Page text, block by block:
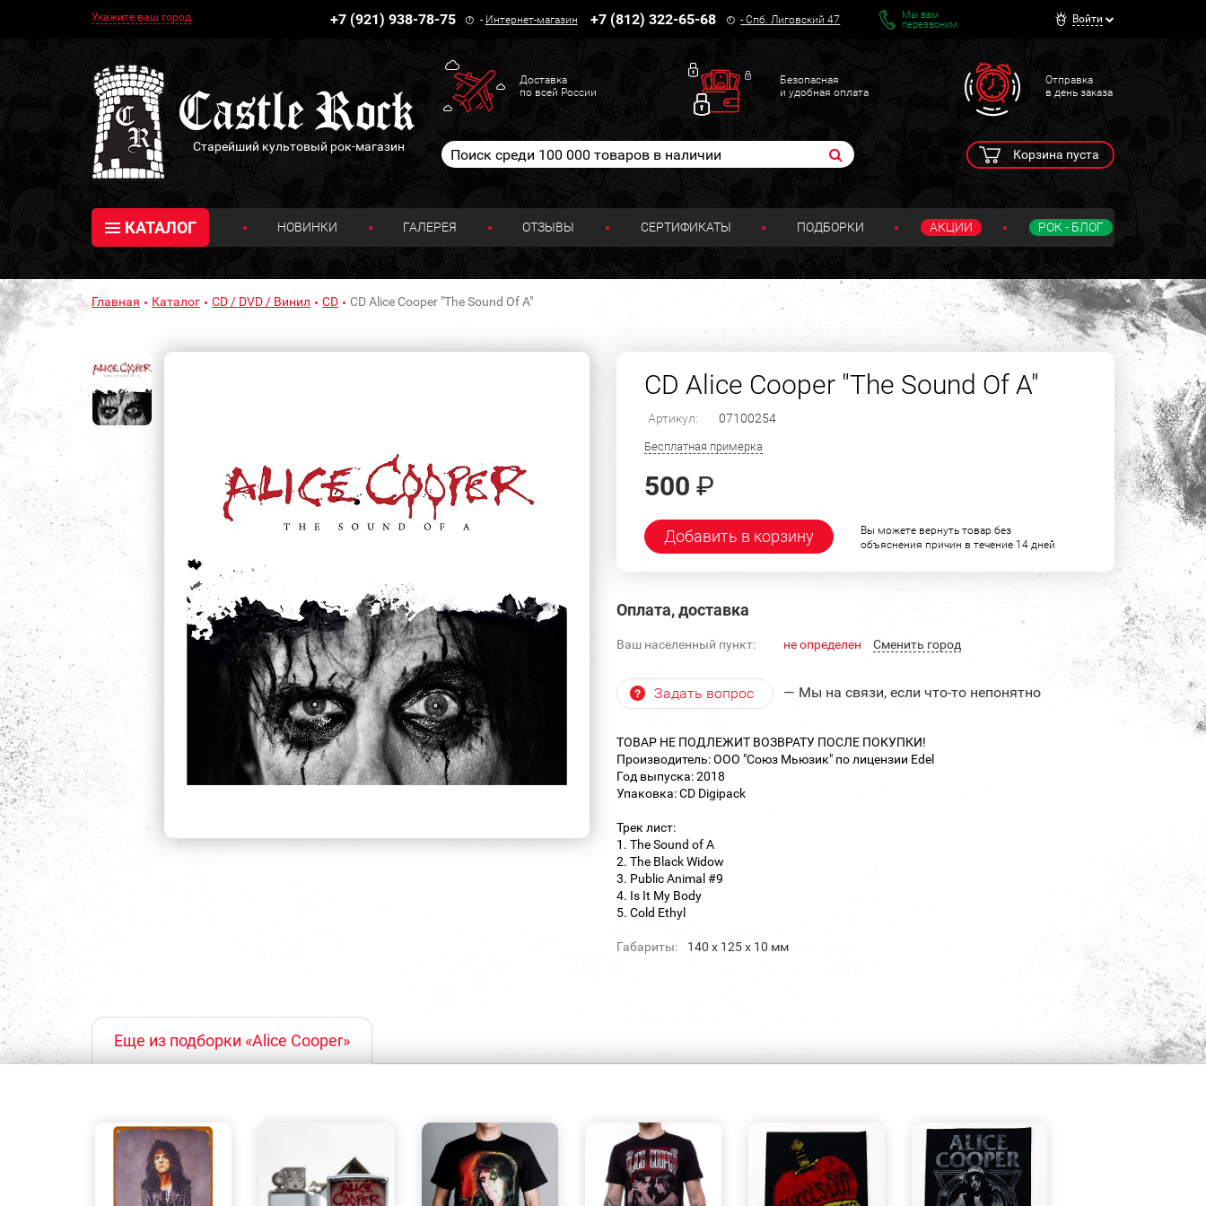
Укажите ваш город +7 (921) 938-78-75 - Интернет-магазин +7 (812) 322-65-68 -Спб. Лиговский 47
Мы вам
перезвоним
Войти
Старейший культовый рок-магазин
Доставка
по всей России
Безопасная
и удобная оплата
Отправка
в день заказа
Корзина пуста
КАТАЛОГ НОВИНКИ ГАЛЕРЕЯ ОТЗЫВЫ СЕРТИФИКАТЫ ПОДБОРКИ АКЦИИ РОК - БЛОГ
Главная Каталог CD / DVD / Винил CD CD Alice Cooper "The Sound Of A"
CD Alice Cooper "The Sound Of A"
Артикул: 07100254
Бесплатная примерка
500 ₽
Добавить в корзину
Вы можете вернуть товар без
объяснения причин в течение 14 дней
Оплата, доставка
Ваш населенный пункт: не определен Cменить город
Задать вопрос — Мы на связи, если что-то непонятно
ТОВАР НЕ ПОДЛЕЖИТ ВОЗВРАТУ ПОСЛЕ ПОКУПКИ!
Производитель: ООО "Союз Мьюзик" по лицензии Edel
Год выпуска: 2018
Упаковка: CD Digipack
Трек лист:
1. The Sound of A
2. The Black Widow
3. Public Animal #9
4. Is It My Body
5. Cold Ethyl
Габариты: 140 х 125 х 10 мм
Еще из подборки «Alice Cooper»